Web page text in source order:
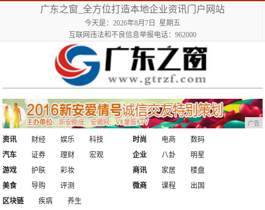
广东之窗_全方位打造本地企业资讯门户网站
今天是：2026年8月7日 星期五
互联网违法和不良信息举报电话：962000
广告
资讯 财经 娱乐
科技
汽车
证券 理财 宏观
时尚 电商
数码
企业
八卦
明星
游戏
护肤
彩妆
美食
导购 评测
商讯 家居
楼盘
微商
课程
出国
区块链
疾病
养生